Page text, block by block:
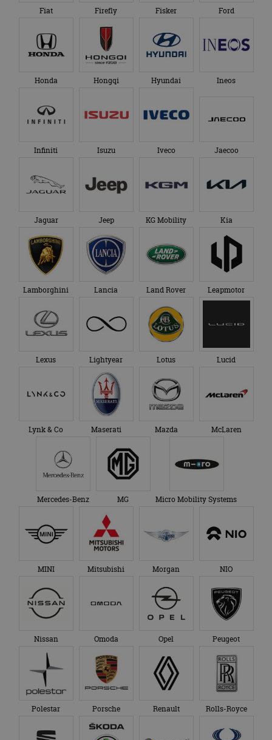
Fiat Firefly Fisker Ford
Honda Hongqi Hyundai Ineos
Infiniti Isuzu Iveco Jaecoo
Jaguar Jeep KG Mobility Kia
Lamborghini Lancia Land Rover Leapmotor
Lexus Lightyear Lotus Lucid
Lynk & Co Maserati Mazda McLaren
Mercedes-Benz MG Micro Mobility Systems
MINI Mitsubishi Morgan NIO
Nissan Omoda Opel Peugeot
Polestar Porsche Renault Rolls-Royce